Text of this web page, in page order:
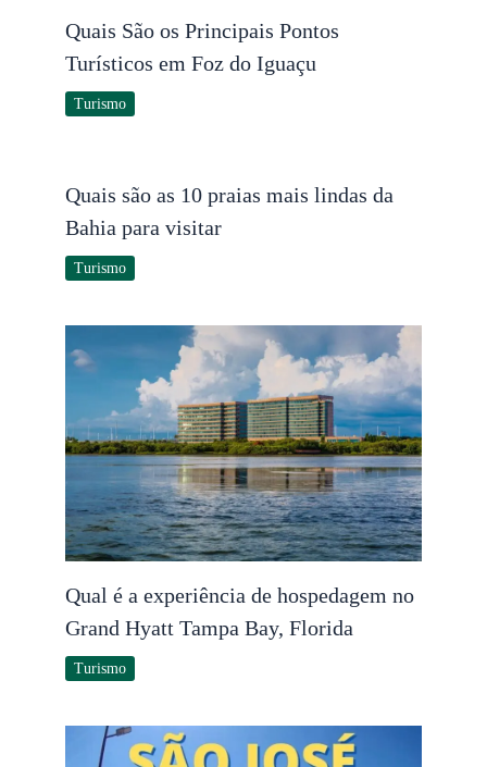
Quais São os Principais Pontos
Turísticos em Foz do Iguaçu
Turismo
Quais são as 10 praias mais lindas da
Bahia para visitar
Turismo
Qual é a experiência de hospedagem no
Grand Hyatt Tampa Bay, Florida
Turismo